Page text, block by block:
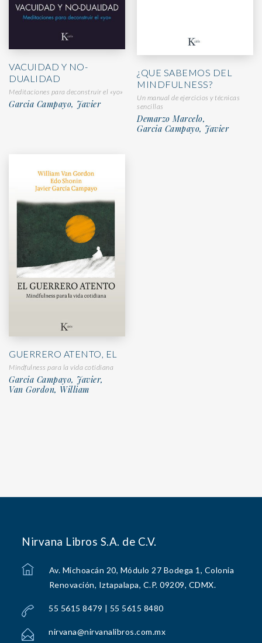
VACUIDAD Y NO-
DUALIDAD
Meditaciones para deconstruir el «yo»
Garcia Campayo, Javier
¿QUE SABEMOS DEL
MINDFULNESS?
Un manual de ejercicios y técnicas
sencillas
Demarzo Marcelo,
Garcia Campayo, Javier
GUERRERO ATENTO, EL
Mindfulness para la vida cotidiana
Garcia Campayo, Javier,
Van Gordon, William
Nirvana Libros S.A. de C.V.
Av. Michoacán 20, Módulo 27 Bodega 1, Colonia
Renovación, Iztapalapa, C.P. 09209, CDMX.
55 5615 8479 | 55 5615 8480
nirvana@nirvanalibros.com.mx